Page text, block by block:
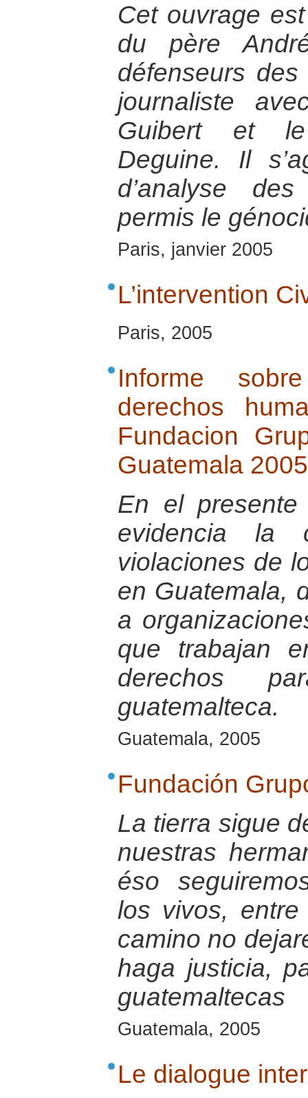
Cet ouvrage
du père
défenseurs
journaliste
Guibert et le
Deguine. Il
d’analyse
permis le
Paris, janvier 2005
L’intervention
Paris, 2005
Informe
derechos
Fundacion
Guatemala 2005
En el
evidencia la
violaciones de
en Guatemala,
a
que trabajan
derechos
guatemalteca.
Guatemala, 2005
Fundación
La tierra sigue
nuestras
éso
los vivos,
camino no
haga justicia,
guatemaltecas
Guatemala, 2005
Le dialogue